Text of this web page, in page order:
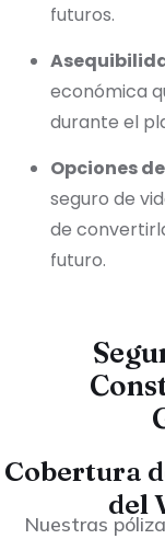
futuros.
económica
durante el
Opciones
seguro de
de
futuro.
Cobertura
del
Nuestras